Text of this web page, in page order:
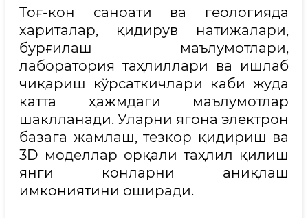
Тоғ-кон саноати ва геологияда
хариталар, қидирув натижалари,
бурғилаш маълумотлари,
лаборатория таҳлиллари ва ишлаб
чиқариш кўрсаткичлари каби жуда
катта ҳажмдаги маълумотлар
шаклланади. Уларни ягона электрон
базага жамлаш, тезкор қидириш ва
3D моделлар орқали таҳлил қилиш
янги конларни аниқлаш
имкониятини оширади.